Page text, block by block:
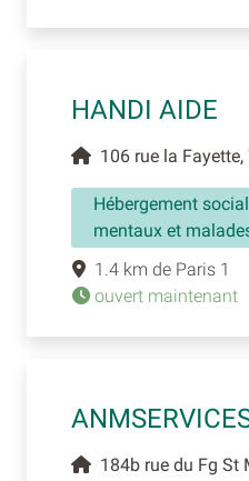
HANDI AIDE
106 rue la
Hébergement
mentaux et
1.4 km de Paris 1
ouvert maintenant
184b rue du Fg St